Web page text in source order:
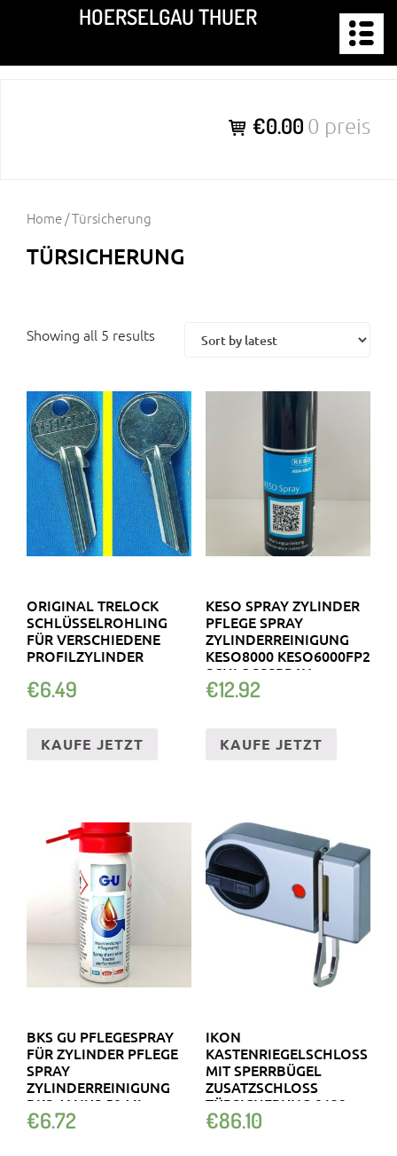
springen
HOERSELGAU THUER
€0.00 0 preis
Home/ Türsicherung
TÜRSICHERUNG
Showing all 5 results
ORIGINAL TRELOCK
SCHLÜSSELROHLING
FÜR VERSCHIEDENE
PROFILZYLINDER
€6.49
KAUFE JETZT
KESO SPRAY ZYLINDER
PFLEGE SPRAY
ZYLINDERREINIGUNG
KESO8000 KESO6000FP2
SCHLOSSSPRAY
€12.92
KAUFE JETZT
BKS GU PFLEGESPRAY
FÜR ZYLINDER PFLEGE
SPRAY
ZYLINDERREINIGUNG
BKS JANUS 50 ML
€6.72
IKON
KASTENRIEGELSCHLOSS
MIT SPERRBÜGEL
ZUSATZSCHLOSS
TÜRSICHERUNG 9132
€86.10